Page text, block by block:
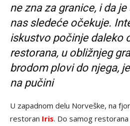
ne zna za granice, i da
nas sledeće očekuje.
iskustvo počinje daleko
restorana, u obližnjeg
brodom plovi do njega,
na pučini
U zapadnom delu Norveške, na
restoran Iris. Do samog